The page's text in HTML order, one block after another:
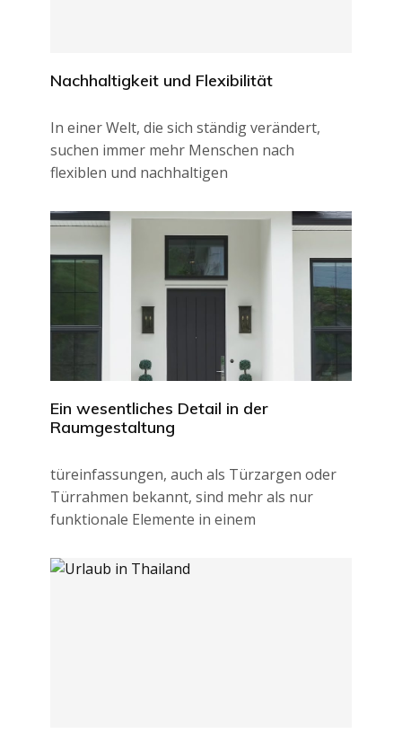
Nachhaltigkeit und Flexibilität
In einer Welt, die sich ständig verändert,
suchen immer mehr Menschen nach
flexiblen und nachhaltigen
Ein wesentliches Detail in der
Raumgestaltung
türeinfassungen, auch als Türzargen oder
Türrahmen bekannt, sind mehr als nur
funktionale Elemente in einem